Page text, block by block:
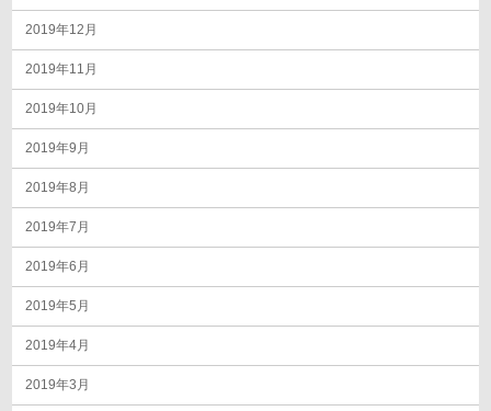
2019年12月
2019年11月
2019年10月
2019年9月
2019年8月
2019年7月
2019年6月
2019年5月
2019年4月
2019年3月